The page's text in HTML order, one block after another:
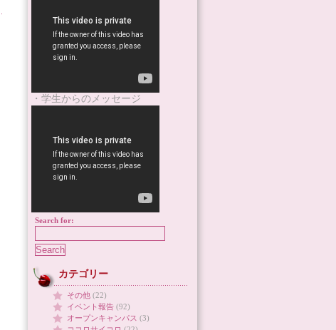
・学生からのメッセージ
Search for:
カテゴリー
その他 (22)
イベント報告 (92)
オープンキャンパス (3)